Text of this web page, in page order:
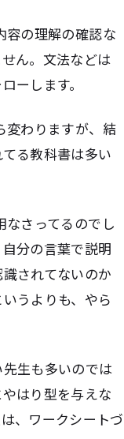
容の理解の確認な
ん。文法などは
ーします。
変わりますが、結
る教科書は多い
なさってるのでし
分の言葉で説明
されてないのか
うよりも、やら
生も多いのでは
はり型を与えな
、ワークシートづ